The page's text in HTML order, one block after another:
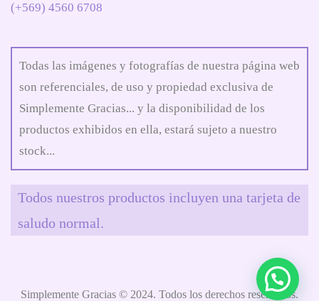
(+569) 4560 6708
Todas las imágenes y fotografías de nuestra página web
son referenciales, de uso y propiedad exclusiva de
Simplemente Gracias... y la disponibilidad de los
productos exhibidos en ella, estará sujeto a nuestro
stock...
Todos nuestros productos incluyen una tarjeta de
saludo normal.
Simplemente Gracias © 2024. Todos los derechos reservados.